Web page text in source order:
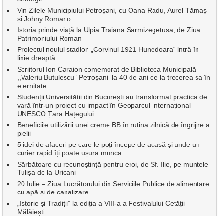
Vin Zilele Municipiului Petroșani, cu Oana Radu, Aurel Tămaș
și Johny Romano
Istoria prinde viață la Ulpia Traiana Sarmizegetusa, de Ziua
Patrimoniului Roman
Proiectul noului stadion „Corvinul 1921 Hunedoara” intră în
linie dreaptă
Scriitorul Ion Caraion comemorat de Biblioteca Municipală
,,Valeriu Butulescu” Petroșani, la 40 de ani de la trecerea sa în
eternitate
Studenții Universității din București au transformat practica de
vară într-un proiect cu impact în Geoparcul Internațional
UNESCO Țara Hațegului
Beneficiile utilizării unei creme BB în rutina zilnică de îngrijire a
pielii
5 idei de afaceri pe care le poți începe de acasă și unde un
curier rapid îți poate ușura munca
Sărbătoare cu recunoștință pentru eroi, de Sf. Ilie, pe muntele
Tulișa de la Uricani
20 Iulie – Ziua Lucrătorului din Serviciile Publice de alimentare
cu apă și de canalizare
„Istorie și Tradiții” la ediția a VIII-a a Festivalului Cetății
Mălăiești